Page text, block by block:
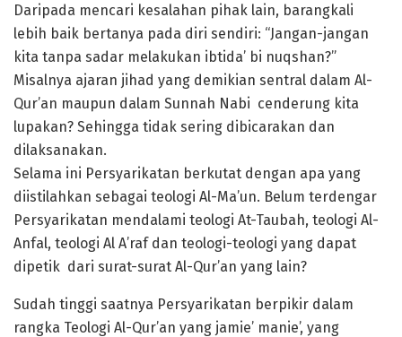
Daripada mencari kesalahan pihak lain, barangkali
lebih baik bertanya pada diri sendiri: “Jangan-jangan
kita tanpa sadar melakukan ibtida’ bi nuqshan?”
Misalnya ajaran jihad yang demikian sentral dalam Al-
Qur’an maupun dalam Sunnah Nabi cenderung kita
lupakan? Sehingga tidak sering dibicarakan dan
dilaksanakan.
Selama ini Persyarikatan berkutat dengan apa yang
diistilahkan sebagai teologi Al-Ma’un. Belum terdengar
Persyarikatan mendalami teologi At-Taubah, teologi Al-
Anfal, teologi Al A’raf dan teologi-teologi yang dapat
dipetik dari surat-surat Al-Qur’an yang lain?
Sudah tinggi saatnya Persyarikatan berpikir dalam
rangka Teologi Al-Qur’an yang jamie’ manie’, yang